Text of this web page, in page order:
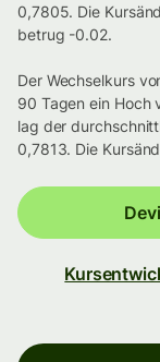
0,7805. Die
betrug -0.02.
Der Wechselkurs
90 Tagen ein Hoch
lag der
0,7813. Die